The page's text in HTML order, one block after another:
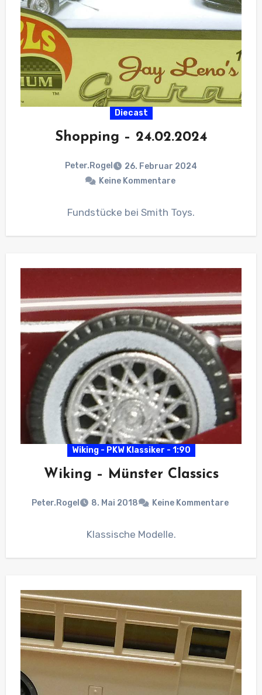
Diecast
Shopping – 24.02.2024
Peter.Rogel
26. Februar 2024
Keine Kommentare
Fundstücke bei Smith Toys.
Wiking - PKW Klassiker - 1:90
Wiking – Münster Classics
Peter.Rogel 8. Mai 2018 Keine Kommentare
Klassische Modelle.